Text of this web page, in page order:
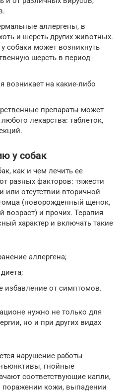
аллергены, в
и шерсть других животных.
у собаки может возникнуть
шерсть в период
возникает на какие-либо
препараты может
лекарства: таблеток,
у собак
как и чем лечить ее
разных факторов: тяжести
или отсутствии вторичной
(новорожденный щенок,
возраст) и прочих. Терапия
характер и включать такие
аллергена;
избавление от симптомов.
нужно не только для
но и при других видах
нарушение работы
гнойные
соответствующие капли,
кожи, выпадении